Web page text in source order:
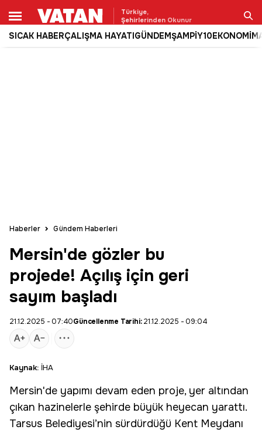
Türkiye,
Şehirlerinden Okunur
SICAK HABERÇALIŞMA HAYATIGÜNDEMŞAMPİY10EKONOMİ
Ara
Haberler Gündem Haberleri
Mersin'de gözler bu
projede! Açılış için geri
sayım başladı
21.12.2025 - 07:40Güncellenme Tarihi:21.12.2025 - 09:04
Kaynak: İHA
Mersin'de yapımı devam eden proje, yer altından
çıkan hazinelerle şehirde büyük heyecan yarattı.
Tarsus Belediyesi’nin sürdürdüğü Kent Meydanı